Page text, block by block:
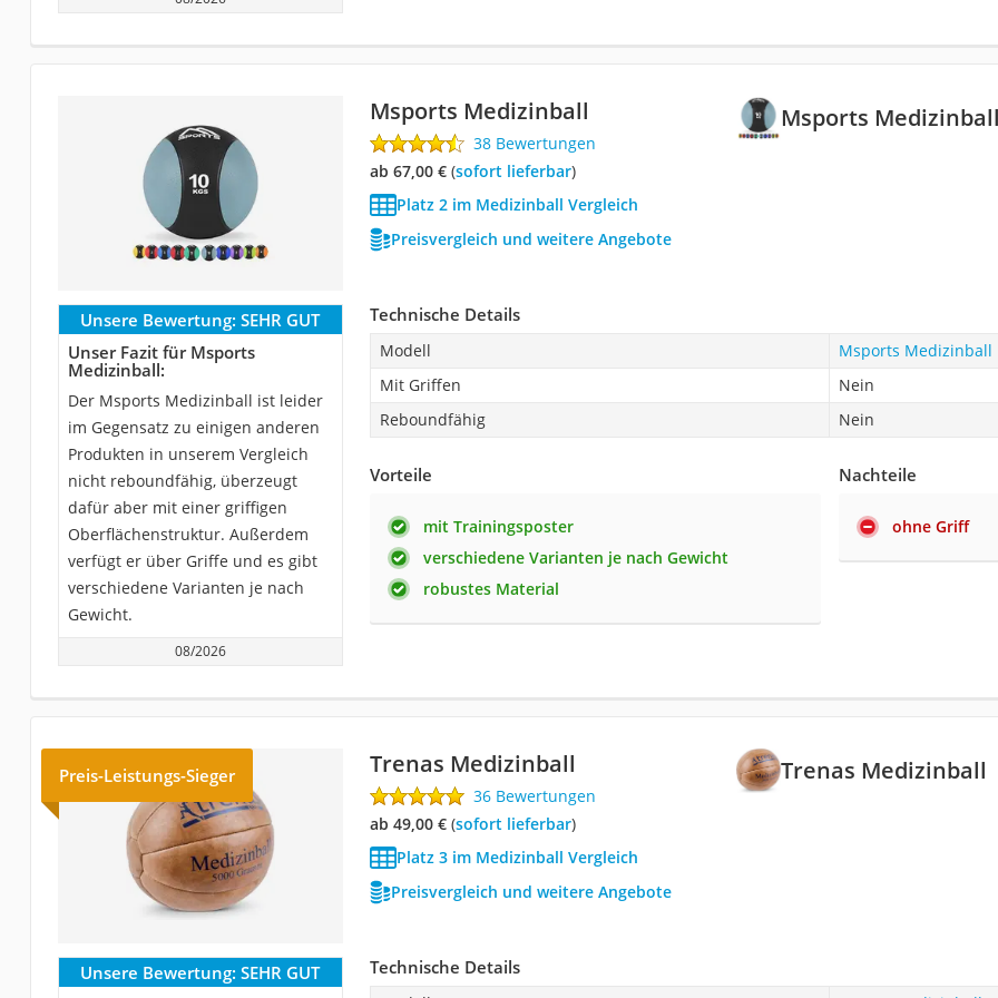
Msports
Msports Medizinball
38 Bewertungen
ab 67,00 €( Sofort lieferbar)
Platz 2 im Medizinball Vergleich
Preisvergleich und weitere Angebote
Unsere Bewertung: SEHR GUT
Unser Fazit für Msports
Medizinball:
Der Msports Medizinball ist leider
im Gegensatz zu einigen anderen
Produkten in unserem Vergleich
nicht reboundfähig, überzeugt
dafür aber mit einer griffigen
Oberflächenstruktur. Außerdem
verfügt er über Griffe und es gibt
verschiedene Varianten je nach
Gewicht.
08/2026
Technische Details
Modell
Msports Medizinball
Mit Griffen
Nein
Reboundfähig
Nein
Vorteile
mit Trainingsposter
verschiedene Varianten je nach Gewicht
robustes Material
Nachteile
ohne Griff
Trenas Medizinball
Preis-Leistungs-Sieger Trenas Medizinball
36 Bewertungen
ab 49,00 €( Sofort lieferbar)
Platz 3 im Medizinball Vergleich
Preisvergleich und weitere Angebote
Unsere Bewertung: SEHR GUT
Technische Details